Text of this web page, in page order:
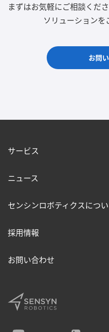
まずはお気軽にご相談くださ
ソリューションを
お問
サービス
ニュース
センシンロボティクスにつ
採用情報
お問い合わせ